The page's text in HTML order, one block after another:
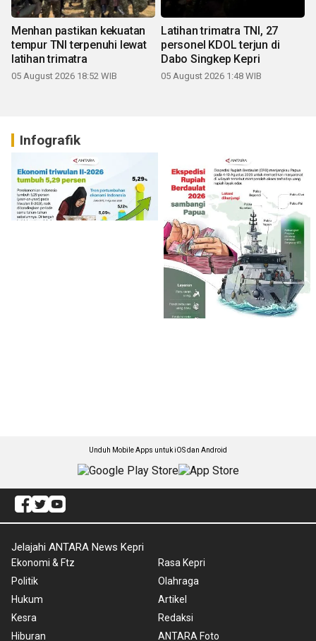
Menhan pastikan kekuatan
tempur TNI terpenuhi lewat
latihan trimatra
05 August 2026 18:52 WIB
Latihan trimatra TNI, 27
personel KDOL terjun di
Dabo Singkep Kepri
05 August 2026 1:48 WIB
Infografik
Unduh Mobile Apps untuk iOS dan Android
Jelajahi ANTARA News Kepri
Ekonomi & Ftz
Politik
Hukum
Kesra
Hiburan
Rasa Kepri
Olahraga
Artikel
Redaksi
ANTARA Foto